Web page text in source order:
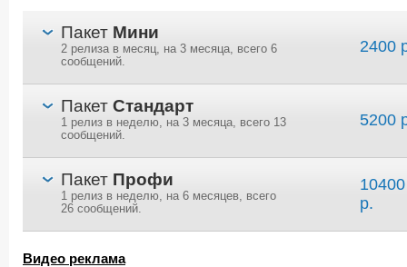
Пакет Мини
2 релиза в месяц, на 3 месяца, всего 6
сообщений.
2400
Пакет Стандарт
1 релиз в неделю, на 3 месяца, всего 13
сообщений.
5200
Пакет Профи
1 релиз в неделю, на 6 месяцев, всего
26 сообщений.
10400
р.
Видео реклама